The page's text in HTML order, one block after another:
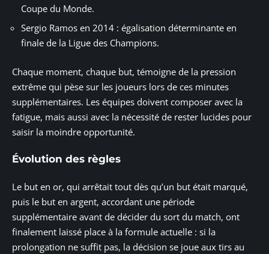
Coupe du Monde.
Sergio Ramos en 2014 : égalisation déterminante en
finale de la Ligue des Champions.
Chaque moment, chaque but, témoigne de la pression
extrême qui pèse sur les joueurs lors de ces minutes
supplémentaires. Les équipes doivent composer avec la
fatigue, mais aussi avec la nécessité de rester lucides pour
saisir la moindre opportunité.
Évolution des règles
Le but en or, qui arrêtait tout dès qu’un but était marqué,
puis le but en argent, accordant une période
supplémentaire avant de décider du sort du match, ont
finalement laissé place à la formule actuelle : si la
prolongation ne suffit pas, la décision se joue aux tirs au